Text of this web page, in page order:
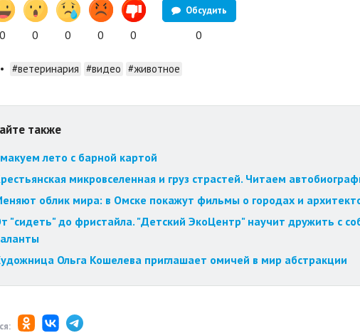
0 0 0 0 0
Обсудить
0
• #ветеринария #видео #животное
также
лето с барной картой
микровселенная и груз страстей. Читаем
облик мира: в Омске покажут фильмы о городах и
"сидеть" до фристайла. "Детский ЭкоЦентр" научит дружить с
Ольга Кошелева приглашает омичей в мир абстракции